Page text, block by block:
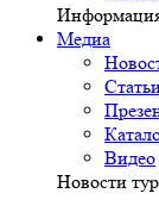
Информация
Медиа
Видео
Новости